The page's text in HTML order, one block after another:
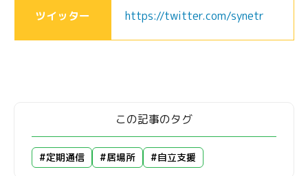
ツイッター https://twitter.com/synetr
この記事のタグ
#定期通信 #居場所 #自立支援